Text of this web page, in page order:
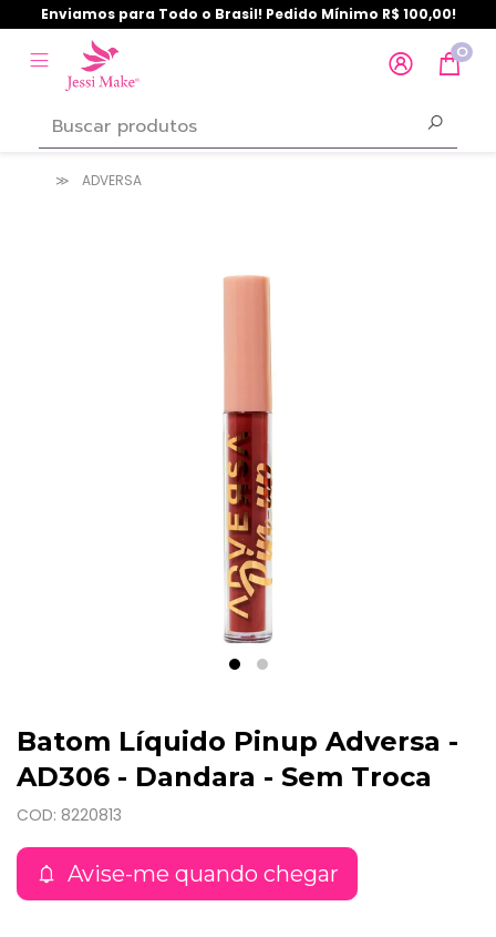
Enviamos para Todo o Brasil! Pedido Mínimo R$ 100,00!
0
ADVERSA
Batom Líquido Pinup Adversa -
AD306 - Dandara - Sem Troca
COD: 8220813
Avise-me quando chegar